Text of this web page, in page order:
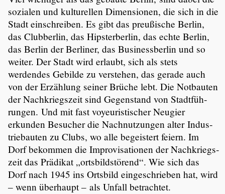
sozialen und kultu­rellen Dimen­sionen, die sich in die
Stadt einschreiben. Es gibt das preußi­sche Berlin,
das Clubberlin, das Hipster­berlin, das echte Berlin,
das Berlin der Berliner, das Business­berlin und so
weiter. Der Stadt wird erlaubt, sich als stets
werdendes Gebilde zu verstehen, das gerade auch
von der Erzählung seiner Brüche lebt. Die Notbauten
der Nachkriegs­zeit sind Gegen­stand von Stadt­füh­
rungen. Und mit fast voyeu­ris­ti­scher Neugier
erkunden Besucher die Nachnut­zungen alter Indus­
trie­bauten zu Clubs, wo alle begeis­tert feiern. Im
Dorf bekommen die Impro­vi­sa­tionen der Nachkriegs­
zeit das Prädikat „ortsbild­stö­rend“. Wie sich das
Dorf nach 1945 ins Ortsbild einge­schrieben hat, wird
– wenn überhaupt – als Unfall betrachtet.